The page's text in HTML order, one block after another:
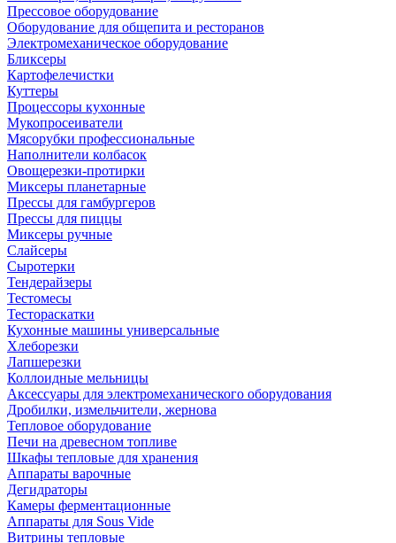
Прессовое оборудование
Оборудование для общепита и ресторанов
Электромеханическое оборудование
Бликсеры
Картофелечистки
Куттеры
Процессоры кухонные
Мукопросеиватели
Мясорубки профессиональные
Наполнители колбасок
Овощерезки-протирки
Миксеры планетарные
Прессы для гамбургеров
Прессы для пиццы
Миксеры ручные
Слайсеры
Сыротерки
Тендерайзеры
Тестомесы
Тестораскатки
Кухонные машины универсальные
Хлеборезки
Лапшерезки
Коллоидные мельницы
Аксессуары для электромеханического оборудования
Дробилки, измельчители, жернова
Тепловое оборудование
Печи на древесном топливе
Шкафы тепловые для хранения
Аппараты варочные
Дегидраторы
Камеры ферментационные
Аппараты для Sous Vide
Витрины тепловые